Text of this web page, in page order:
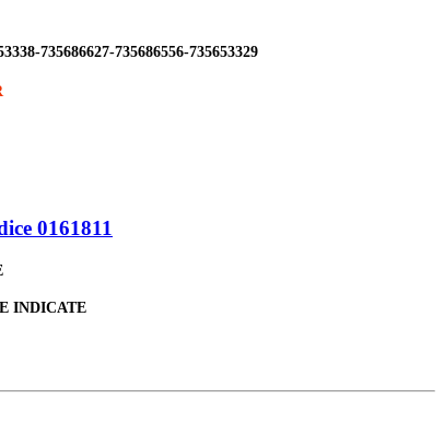
735686627-735686556-735653329
0161811
INDICATE